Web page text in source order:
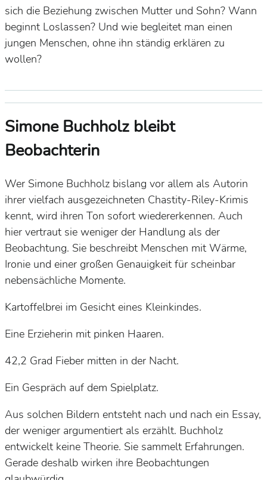
sich die Beziehung zwischen Mutter und Sohn? Wann
beginnt Loslassen? Und wie begleitet man einen
jungen Menschen, ohne ihn ständig erklären zu
wollen?
Simone Buchholz bleibt
Beobachterin
Wer Simone Buchholz bislang vor allem als Autorin
ihrer vielfach ausgezeichneten Chastity-Riley-Krimis
kennt, wird ihren Ton sofort wiedererkennen. Auch
hier vertraut sie weniger der Handlung als der
Beobachtung. Sie beschreibt Menschen mit Wärme,
Ironie und einer großen Genauigkeit für scheinbar
nebensächliche Momente.
Kartoffelbrei im Gesicht eines Kleinkindes.
Eine Erzieherin mit pinken Haaren.
42,2 Grad Fieber mitten in der Nacht.
Ein Gespräch auf dem Spielplatz.
Aus solchen Bildern entsteht nach und nach ein Essay,
der weniger argumentiert als erzählt. Buchholz
entwickelt keine Theorie. Sie sammelt Erfahrungen.
Gerade deshalb wirken ihre Beobachtungen